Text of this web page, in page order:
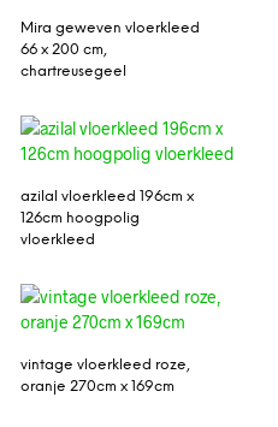
Mira geweven vloerkleed
66 x 200 cm,
chartreusegeel
azilal vloerkleed 196cm x
126cm hoogpolig
vloerkleed
vintage vloerkleed roze,
oranje 270cm x 169cm